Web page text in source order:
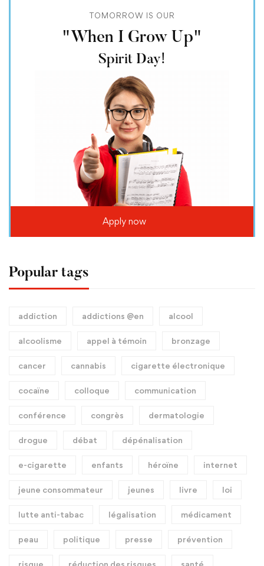
TOMORROW IS OUR
"When I Grow Up"
Spirit Day!
Apply now
Popular tags
addiction addictions @en alcool
alcoolisme appel à témoin bronzage
cancer cannabis cigarette électronique
cocaïne colloque communication
conférence congrès dermatologie
drogue débat dépénalisation
e-cigarette enfants héroïne internet
jeune consommateur jeunes livre loi
lutte anti-tabac légalisation médicament
peau politique presse prévention